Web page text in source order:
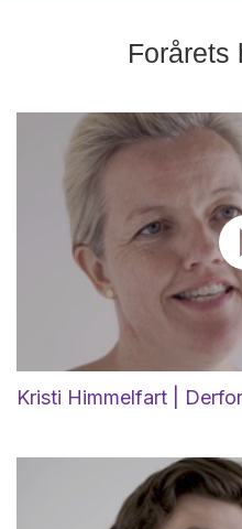
Forårets
Kristi Himmelfart |